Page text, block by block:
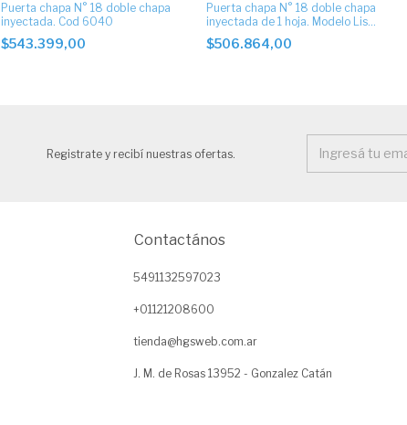
Puerta chapa N° 18 doble chapa
inyectada. Cod 6040
$543.399,00
Puerta chapa N° 18 doble chapa
inyectada de 1 hoja. Modelo Liso
con barral y apliques símil
aluminioCod. 6011
$506.864,00
Registrate y recibí nuestras ofertas.
Contactános
5491132597023
+01121208600
tienda@hgsweb.com.ar
J. M. de Rosas 13952 - Gonzalez Catán